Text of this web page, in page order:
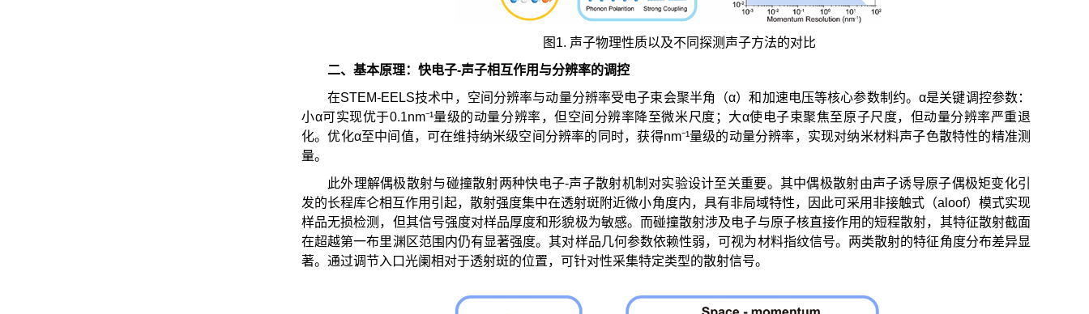
图1. 声子物理性质以及不同探测声子方法的对比
二、基本原理：快电子-声子相互作用与分辨率的调控
在STEM-EELS技术中，空间分辨率与动量分辨率受电子束会聚半角（α）和加速电压等核心参数制约。α是关键调控参数：
小α可实现优于0.1nm⁻¹量级的动量分辨率，但空间分辨率降至微米尺度；大α使电子束聚焦至原子尺度，但动量分辨率严重退
化。优化α至中间值，可在维持纳米级空间分辨率的同时，获得nm⁻¹量级的动量分辨率，实现对纳米材料声子色散特性的精准测
量。
此外理解偶极散射与碰撞散射两种快电子-声子散射机制对实验设计至关重要。其中偶极散射由声子诱导原子偶极矩变化引
发的长程库仑相互作用引起，散射强度集中在透射斑附近微小角度内，具有非局域特性，因此可采用非接触式（aloof）模式实现
样品无损检测，但其信号强度对样品厚度和形貌极为敏感。而碰撞散射涉及电子与原子核直接作用的短程散射，其特征散射截面
在超越第一布里渊区范围内仍有显著强度。其对样品几何参数依赖性弱，可视为材料指纹信号。两类散射的特征角度分布差异显
著。通过调节入口光阑相对于透射斑的位置，可针对性采集特定类型的散射信号。